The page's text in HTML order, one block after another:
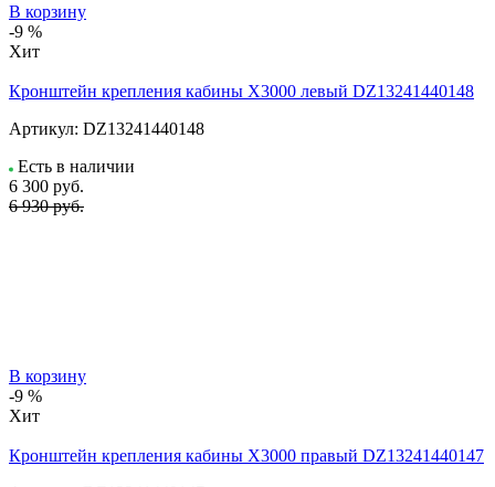
В корзину
-9 %
Хит
Кронштейн крепления кабины X3000 левый DZ13241440148
Артикул: DZ13241440148
Есть в наличии
6 300 руб.
6 930 руб.
В корзину
-9 %
Хит
Кронштейн крепления кабины X3000 правый DZ13241440147